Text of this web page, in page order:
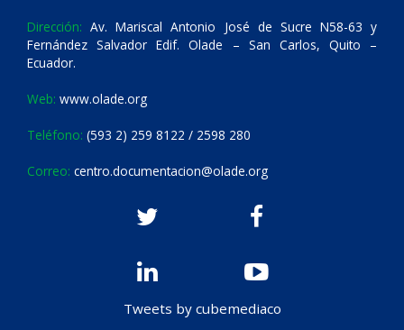
Dirección: Av. Mariscal Antonio José de Sucre N58-63 y
Fernández Salvador Edif. Olade – San Carlos, Quito –
Ecuador.
Web: www.olade.org
Teléfono: (593 2) 259 8122 / 2598 280
Correo: centro.documentacion@olade.org
Tweets by cubemediaco